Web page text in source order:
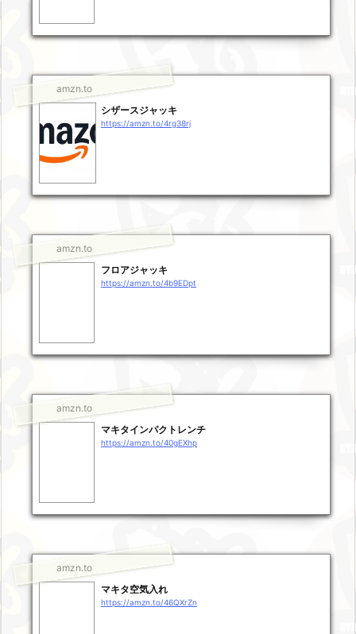
amzn.to
シザースジャッキ
https://amzn.to/4rg38rj
amzn.to
フロアジャッキ
https://amzn.to/4b9EDpt
amzn.to
マキタインパクトレンチ
https://amzn.to/40gEXhp
amzn.to
マキタ空気入れ
https://amzn.to/46QXrZn